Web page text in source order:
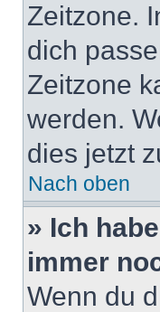
Zeitzone.
dich
Zeitzone
werden.
dies jetzt
Nach oben
» Ich
immer
Wenn du